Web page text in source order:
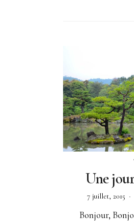
Une
7 juillet, 2015
Bonjour,